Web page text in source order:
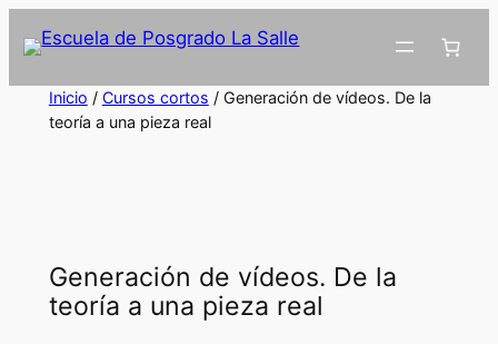
Inicio / Cursos cortos / Generación de vídeos. De la
teoría a una pieza real
Generación de vídeos. De la
teoría a una pieza real